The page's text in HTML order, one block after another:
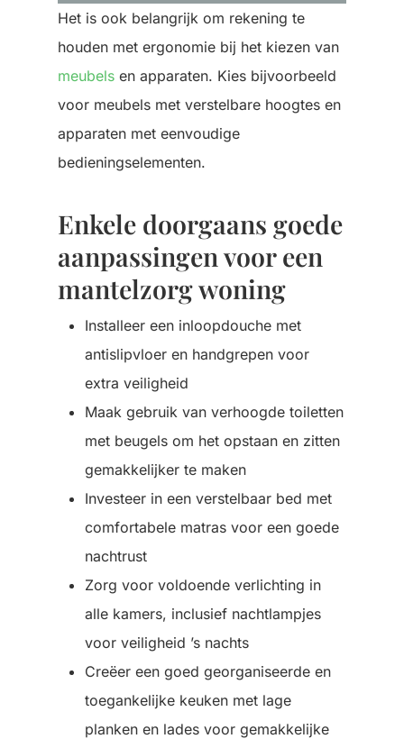
Het is ook belangrijk om rekening te
houden met ergonomie bij het kiezen van
meubels en apparaten. Kies bijvoorbeeld
voor meubels met verstelbare hoogtes en
apparaten met eenvoudige
bedieningselementen.
Enkele doorgaans goede
aanpassingen voor een
mantelzorg woning
Installeer een inloopdouche met
antislipvloer en handgrepen voor
extra veiligheid
Maak gebruik van verhoogde toiletten
met beugels om het opstaan ​​en zitten
gemakkelijker te maken
Investeer in een verstelbaar bed met
comfortabele matras voor een goede
nachtrust
Zorg voor voldoende verlichting in
alle kamers, inclusief nachtlampjes
voor veiligheid ’s nachts
Creëer een goed georganiseerde en
toegankelijke keuken met lage
planken en lades voor gemakkelijke